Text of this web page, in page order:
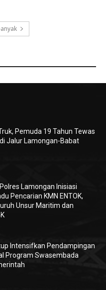
Pemuda 19 Tahun Tewas
Jalur Lamongan-Babat
Lamongan Inisiasi
Pencarian KMN ENTOK,
Unsur Maritim dan
Intensifkan Pendampingan
Program Swasembada